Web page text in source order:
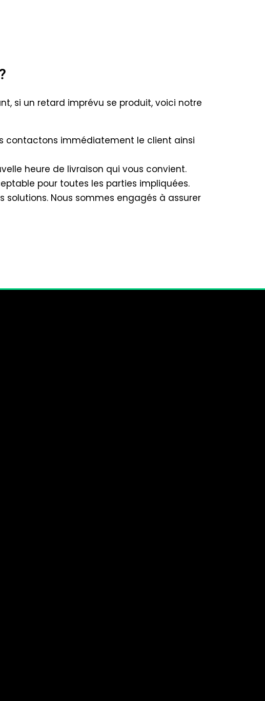
si un retard imprévu se produit, voici notre
contactons immédiatement le client ainsi
heure de livraison qui vous convient.
pour toutes les parties impliquées.
Nous sommes engagés à assurer